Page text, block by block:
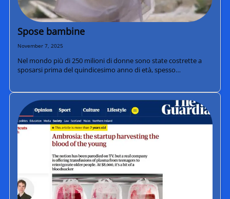
Spose bambine
November 7, 2025
Nel mondo più di 250 milioni di donne sono state costrette a
sposarsi prima del quindicesimo anno di età, spesso…